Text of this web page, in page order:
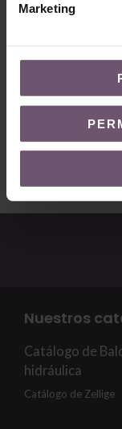
Marketing
Nuestros
Catálogo de
hidráulica
Catálogo de Zellige